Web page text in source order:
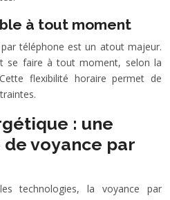
à tout moment
téléphone est un atout majeur.
se faire à tout moment, selon la
flexibilité horaire permet de
: une
voyance par
technologies, la voyance par